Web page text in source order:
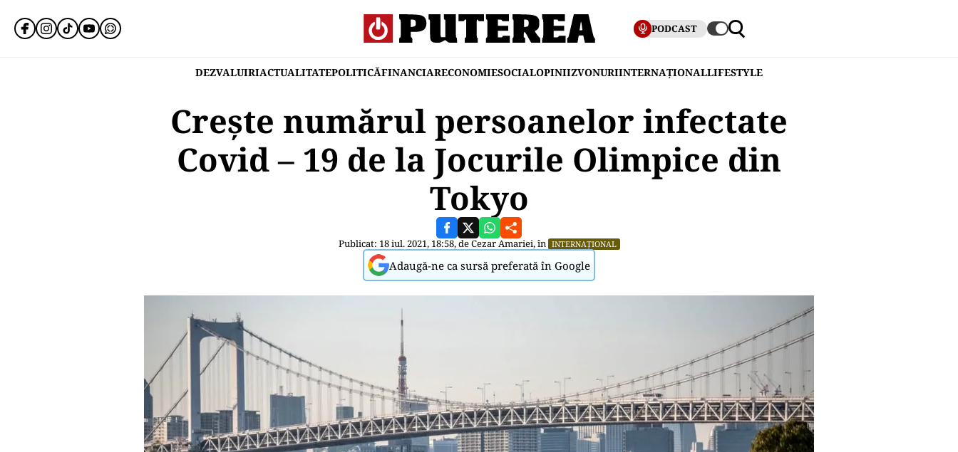
PODCAST
DEZVALUIRIACTUALITATEPOLITICĂFINANCIARECONOMIESOCIALOPINIIZVONURIINTERNAȚIONALLIFESTYLE
Crește numărul persoanelor infectate
Covid – 19 de la Jocurile Olimpice din
Tokyo
Publicat: 18 iul. 2021, 18:58, deCezar Amariei, în INTERNAȚIONAL
Adaugă-ne ca sursă preferată în Google